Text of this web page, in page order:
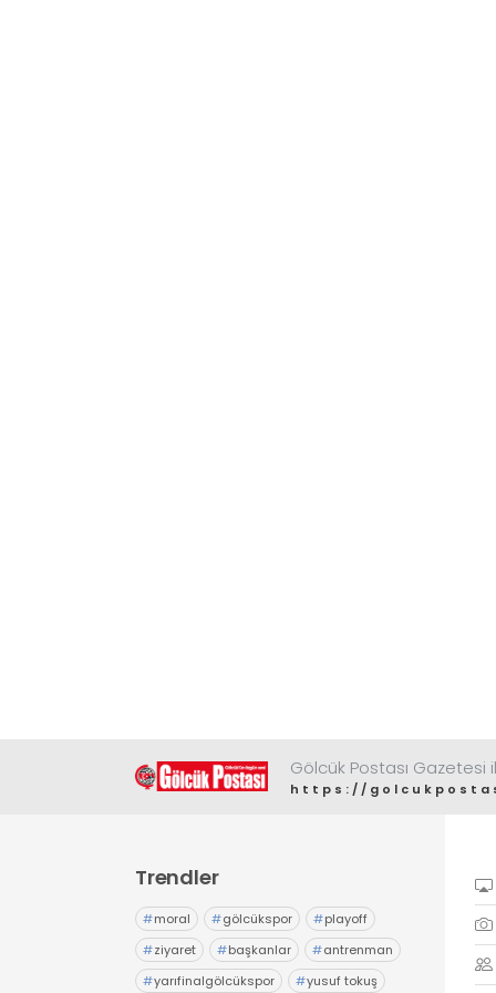
Gölcük Postası
https://
Trendler
#moral #gölcükspor #playoff
#ziyaret #başkanlar #antrenman
#yarıfinalgölcükspor #yusuf tokuş